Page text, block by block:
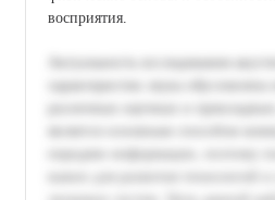
восприятия.